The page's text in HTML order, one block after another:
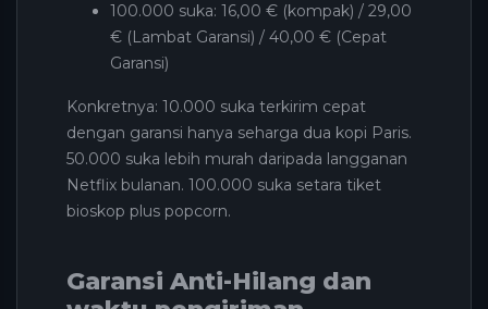
100.000 suka: 16,00 € (kompak) / 29,00
€ (Lambat Garansi) / 40,00 € (Cepat
Garansi)
Konkretnya: 10.000 suka terkirim cepat
dengan garansi hanya seharga dua kopi Paris.
50.000 suka lebih murah daripada langganan
Netflix bulanan. 100.000 suka setara tiket
bioskop plus popcorn.
Garansi Anti-Hilang dan